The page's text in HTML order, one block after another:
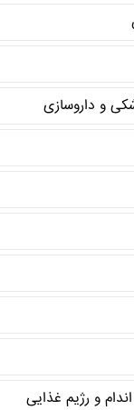
و داروسازی
و رژیم غذایی